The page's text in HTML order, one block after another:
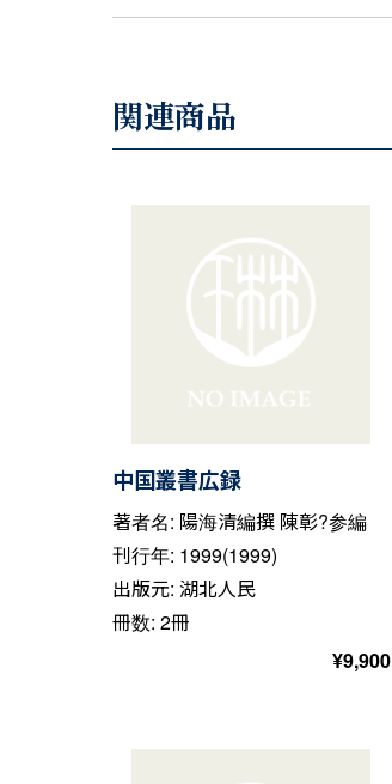
関連商品
中国叢書広録
著者名: 陽海清編撰 陳彰?参編
刊行年: 1999(1999)
出版元: 湖北人民
冊数: 2冊
¥9,900